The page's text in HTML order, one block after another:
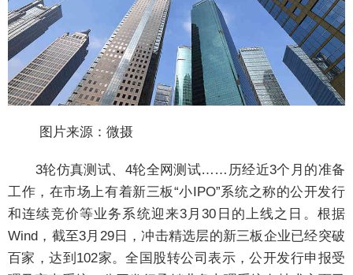
图片来源：微摄
3轮仿真测试、4轮全网测试……历经近3个月的准备
工作，在市场上有着新三板“小IPO”系统之称的公开发行
和连续竞价等业务系统迎来3月30日的上线之日。根据
Wind，截至3月29日，冲击精选层的新三板企业已经突破
百家，达到102家。全国股转公司表示，公开发行申报受